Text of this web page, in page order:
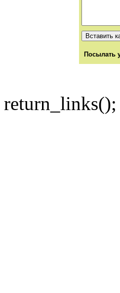
Посылать
return_links();